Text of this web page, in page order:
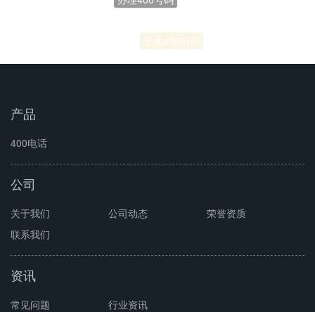
开通400电话
联通400电话
产品
400电话
公司
关于我们 公司动态
荣誉资质
联系我们
资讯
常见问题 行业资讯